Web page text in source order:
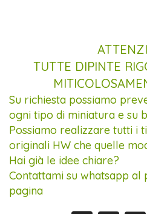
TUTTE DIPINTE
Su richiesta possiamo
ogni tipo di miniatura e su
Possiamo realizzare tutti i
originali HW che quelle
Hai già le idee chiare?
Contattami su whatsapp al
pagina